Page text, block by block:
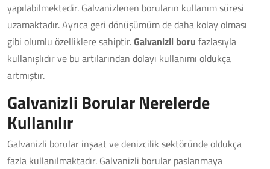
yapılabilmektedir. Galvanizlenen boruların kullanım süresi
uzamaktadır. Ayrıca geri dönüşümüm de daha kolay olması
gibi olumlu özelliklere sahiptir.Galvanizli boru fazlasıyla
kullanışlıdır ve bu artılarından dolayı kullanımı oldukça
artmıştır.
Galvanizli Borular Nerelerde
Kullanılır
Galvanizli borular inşaat ve denizcilik sektöründe oldukça
fazla kullanılmaktadır. Galvanizli borular paslanmaya